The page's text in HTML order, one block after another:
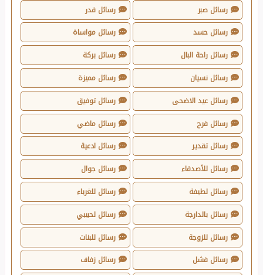
رسائل صبر
رسائل قدر
رسائل حسد
رسائل مواساة
رسائل راحة البال
رسائل بركة
رسائل نسيان
رسائل مميزة
رسائل عيد الاضحى
رسائل توفيق
رسائل فرح
رسائل ماضي
رسائل تقدير
رسائل ادعية
رسائل للأصدقاء
رسائل جوال
رسائل لطيفة
رسائل للغرباء
رسائل بالدارجة
رسائل لحبيبي
رسائل للزوجة
رسائل للبنات
رسائل فشل
رسائل زفاف